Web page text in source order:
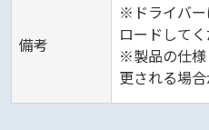
備考
※ドライバー
ロードしてく
※製品の仕様
更される場合